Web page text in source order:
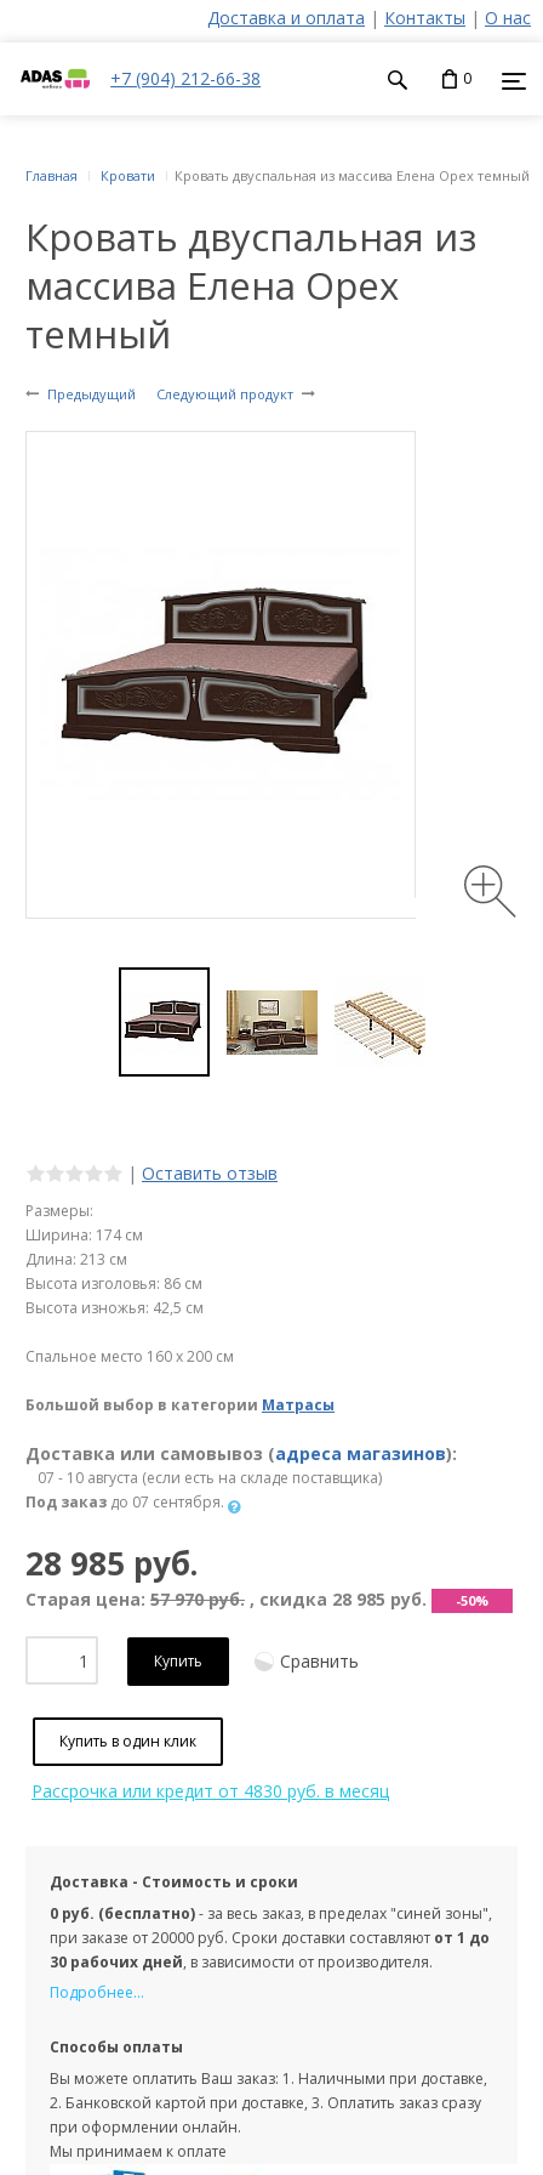
Доставка и оплата | Контакты | О нас
+7 (904) 212-66-38 0
Кровать двуспальная из
массива Елена Орех
темный
Предыдущий Следующий продукт
Главная Кровати Кровать двуспальная из массива Елена Орех темный
| Оставить отзыв
Размеры:
Ширина: 174 см
Длина: 213 см
Высота изголовья: 86 см
Высота изножья: 42,5 см
Спальное место 160 х 200 см
Большой выбор в категории Матрасы
Доставка или самовывоз (адреса магазинов):
07 - 10 августа (если есть на складе поставщика)
Под заказ до 07 сентября.
28 985 руб.
Старая цена: 57 970 руб. , скидка 28 985 руб. -50%
Купить Сравнить
Купить в один клик
Рассрочка или кредит от 4830 руб. в месяц
Доставка - Стоимость и сроки
0 руб. (бесплатно)- за весь заказ, в пределах "синей зоны",
при заказе от 20000 руб. Сроки доставки составляют от 1 до
30 рабочих дней, в зависимости от производителя.
Подробнее...
Способы оплаты
Вы можете оплатить Ваш заказ: 1. Наличными при доставке,
2. Банковской картой при доставке, 3. Оплатить заказ сразу
при оформлении онлайн.
Мы принимаем к оплате